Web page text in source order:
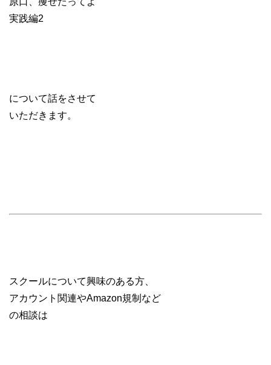
実践編2
について話をさせて
いただきます。
スクールについて興味のある方、
アカウント関連やAmazon規制など
の相談は